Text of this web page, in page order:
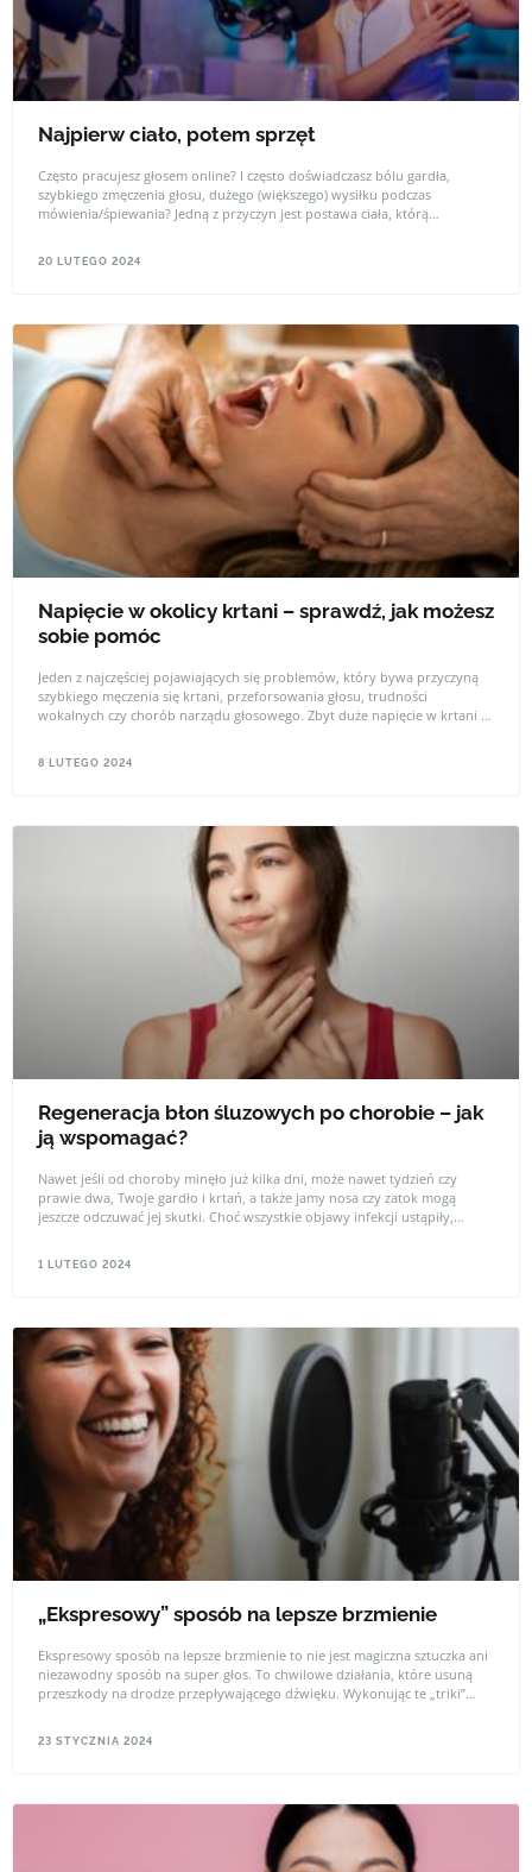
Najpierw ciało, potem sprzęt
Często pracujesz głosem online? I często doświadczasz bólu gardła,
szybkiego zmęczenia głosu, dużego (większego) wysiłku podczas
mówienia/śpiewania? Jedną z przyczyn jest postawa ciała, którą
20 LUTEGO 2024
Napięcie w okolicy krtani – sprawdź, jak możesz
sobie pomóc
Jeden z najczęściej pojawiających się problemów, który bywa przyczyną
szybkiego męczenia się krtani, przeforsowania głosu, trudności
wokalnych czy chorób narządu głosowego. Zbyt duże napięcie w krtani i
8 LUTEGO 2024
Regeneracja błon śluzowych po chorobie – jak
ją wspomagać?
Nawet jeśli od choroby minęło już kilka dni, może nawet tydzień czy
prawie dwa, Twoje gardło i krtań, a także jamy nosa czy zatok mogą
jeszcze odczuwać jej skutki. Choć wszystkie objawy infekcji ustąpiły,
zregenerować. To niestety trwa, zwłaszcza jeśli męczył Cię uciążliwy kaszel
1 LUTEGO 2024
„Ekspresowy” sposób na lepsze brzmienie
Ekspresowy sposób na lepsze brzmienie to nie jest magiczna sztuczka ani
niezawodny sposób na super głos. To chwilowe działania, które usuną
przeszkody na drodze przepływającego dźwięku. Wykonując te „triki”
23 STYCZNIA 2024